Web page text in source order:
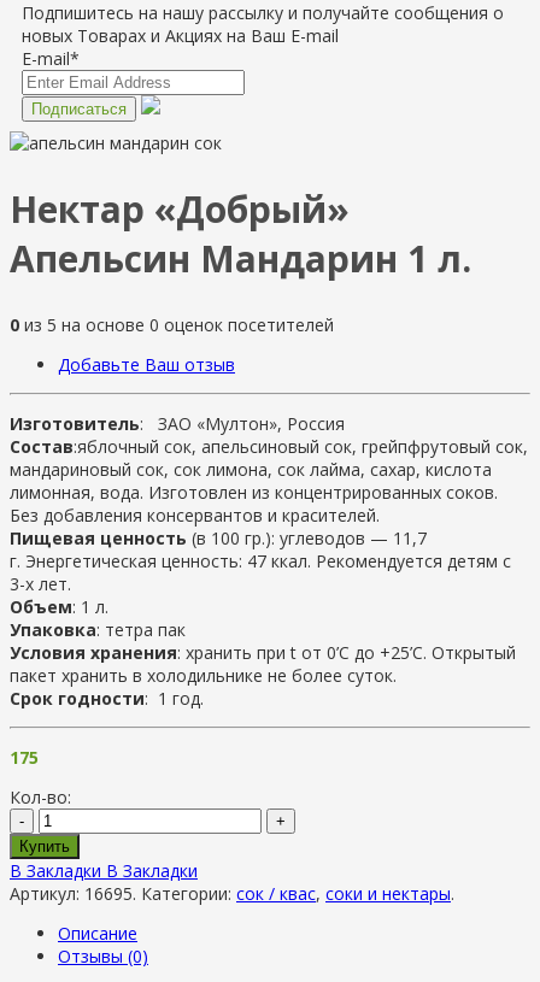
Подпишитесь на нашу рассылку и получайте сообщения о
новых Товарах и Акциях на Ваш E-mail
E-mail*
Нектар «Добрый»
Апельсин Мандарин 1 л.
0 из 5 на основе 0 оценок посетителей
Добавьте Ваш отзыв
Изготовитель: ЗАО «Мултон», Россия
Состав:яблочный сок, апельсиновый сок, грейпфрутовый сок,
мандариновый сок, сок лимона, сок лайма, сахар, кислота
лимонная, вода. Изготовлен из концентрированных соков.
Без добавления консервантов и красителей.
Пищевая ценность (в 100 гр.): углеводов — 11,7
г. Энергетическая ценность: 47 ккал. Рекомендуется детям с
3-х лет.
Объем: 1 л.
Упаковка: тетра пак
Условия хранения: хранить при t от 0’C до +25’C. Открытый
пакет хранить в холодильнике не более суток.
Срок годности: 1 год.
175
Кол-во:
-
+
Купить
В Закладки В Закладки
Артикул: 16695. Категории: сок / квас, соки и нектары.
Описание
Отзывы (0)